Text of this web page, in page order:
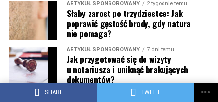
SHARE TWEET
ARTYKUŁ SPONSOROWANY 2 tygodnie temu
Słaby zarost po trzydziestce: Jak
poprawić gęstość brody, gdy natura
nie pomaga?
ARTYKUŁ SPONSOROWANY 7 dni temu
Jak przygotować się do wizyty
u notariusza i uniknąć brakujących
dokumentów?
WIADOMOŚCI Z REGIONU 1 tydzień temu